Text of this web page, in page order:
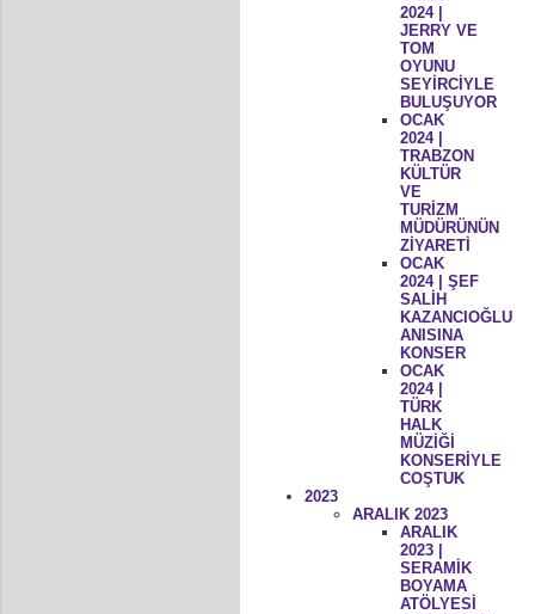
2024 |
JERRY VE
TOM
OYUNU
SEYİRCİYLE
BULUŞUYOR
OCAK
2024 |
TRABZON
KÜLTÜR
VE
TURİZM
MÜDÜRÜNÜN
ZİYARETİ
OCAK
2024 | ŞEF
SALİH
KAZANCIOĞLU
ANISINA
KONSER
OCAK
2024 |
TÜRK
HALK
MÜZİĞİ
KONSERİYLE
COŞTUK
2023
ARALIK 2023
ARALIK
2023 |
SERAMİK
BOYAMA
ATÖLYESİ